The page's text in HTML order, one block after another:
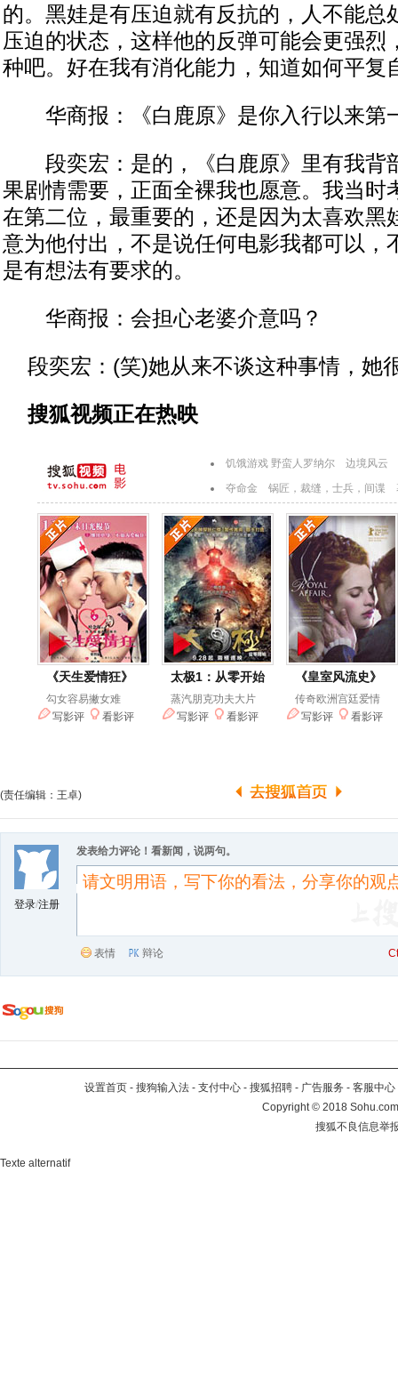
的。黑娃是有压迫就有反抗的，人不能总
压迫的状态，这样他的反弹可能会更强烈
种吧。好在我有消化能力，知道如何平复
华商报：《白鹿原》是你入行以来第
段奕宏：是的，《白鹿原》里有我背
果剧情需要，正面全裸我也愿意。我当时
在第二位，最重要的，还是因为太喜欢黑
意为他付出，不是说任何电影我都可以，
是有想法有要求的。
华商报：会担心老婆介意吗？
段奕宏：(笑)她从来不谈这种事情，她
搜狐视频正在热映
(责任编辑：王卓)
登录/注册
发表给力评论！看新闻，说两句。
表情 辩论
设置首页 - 搜狗输入法 - 支付中心 - 搜狐招聘 - 广告服务 - 客服中心
Copyright©2018
搜狐不良信息举
Texte alternatif